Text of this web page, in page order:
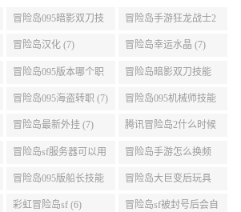
冒险岛095暗影双刀技
能加点 (9)
冒险岛手游狂龙战士2
转 (9)
冒险岛汉化 (7) 冒险岛幸运水晶 (7)
冒险岛095版本哪个职
业段数高些 (7)
冒险岛暗影双刀技能
加点095版本 (7)
冒险岛095海盗转职 (7) 冒险岛095机械师技能
演示 (7)
冒险岛最新外挂 (7) 腾讯冒险岛2什么时候
公测 (7)
冒险岛sf服务器可以用
自己电脑 (6)
冒险岛手游怎么换频
道 (6)
冒险岛095版船长技能
介绍 (6)
冒险岛大巨变后玩具
城组队任务 (6)
彩虹冒险岛sf (6) 冒险岛sf被封号后会自